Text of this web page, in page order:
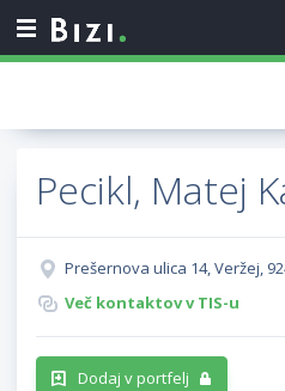
Pecikl, Matej
Prešernova ulica 14, Veržej,
Več kontaktov v TIS-u
Dodaj v portfelj